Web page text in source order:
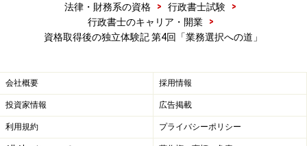
法律・財務系の資格
> 行政書士試験
>
行政書士のキャリア・開業
>
資格取得後の独立体験記 第4回「業務選択への道」
会社概要 採用情報
投資家情報 広告掲載
利用規約 プライバシーポリシー